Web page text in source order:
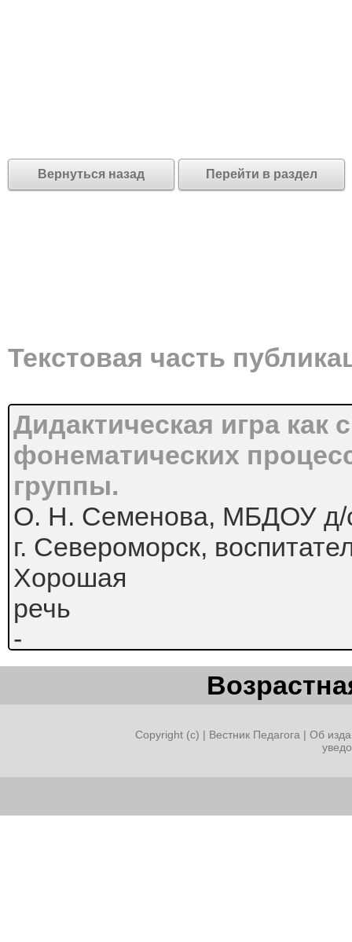
Вернуться назад Перейти в раздел
Текстовая часть
Дидактическая игра как
фонематических
группы.
О. Н. Семенова, МБДОУ д/
г. Североморск,
Хорошая
речь
-
важнейшее
всестороннего,
детей.
Copyright (c) | Вестник Педагога | Об